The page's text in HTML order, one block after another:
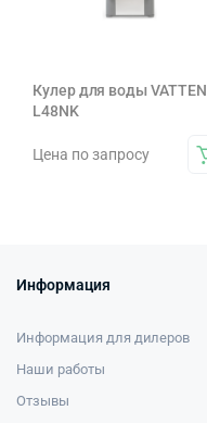
Кулер для воды VATTEN
L48NK
Цена по запросу
Информация
Информация для дилеров
Наши работы
Отзывы